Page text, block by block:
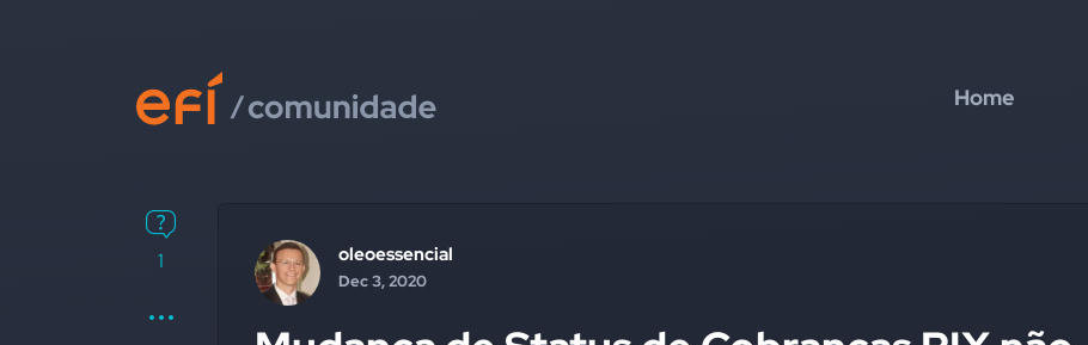
Home
1 oleoessencial
Dec 3, 2020